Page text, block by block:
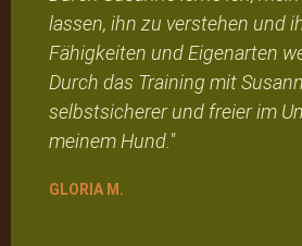
lassen, ihn zu verstehen und
Fähigkeiten und Eigenarten
Durch das Training mit
selbstsicherer und freier im
meinem Hund."
GLORIA M.